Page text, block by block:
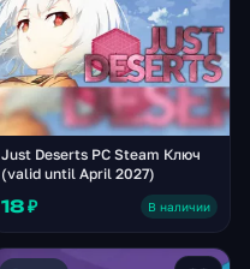
Just Deserts PC Steam Ключ
(valid until April 2027)
18 ₽ В наличии